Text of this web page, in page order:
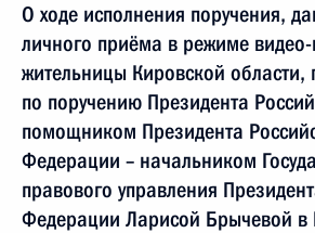
О ходе исполнения поручения,
личного приёма в режиме
жительницы Кировской области,
по поручению Президента
помощником Президента
Федерации – начальником
правового управления
Федерации Ларисой Брычевой в